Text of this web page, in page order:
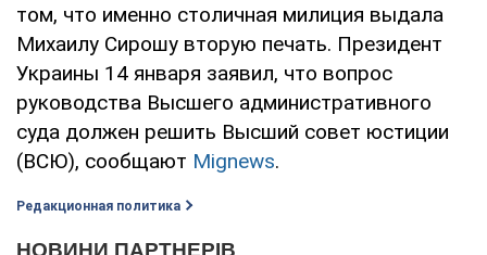
том, что именно столичная милиция выдала
Михаилу Сирошу вторую печать. Президент
Украины 14 января заявил, что вопрос
руководства Высшего административного
суда должен решить Высший совет юстиции
(ВСЮ), сообщают Mignews.
Редакционная политика